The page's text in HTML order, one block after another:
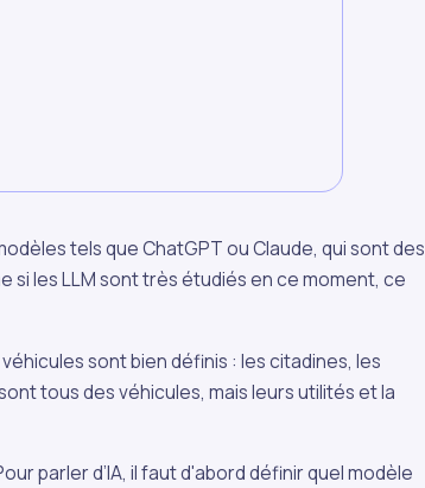
tels que ChatGPT ou Claude, qui sont des
si les LLM sont très étudiés en ce moment, ce
sont bien définis : les citadines, les
tous des véhicules, mais leurs utilités et la
parler d’IA, il faut d'abord définir quel modèle